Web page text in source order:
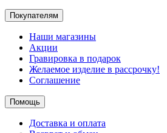
Покупателям
Наши магазины
Акции
Гравировка в подарок
Желаемое изделие в рассрочку!
Соглашение
Помощь
Доставка и оплата